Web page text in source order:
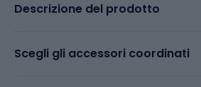
Descrizione del prodotto
Scegli gli accessori coordinati